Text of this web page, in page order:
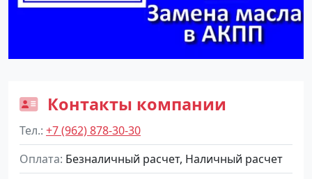
Контакты компании
Тел. +7 (962) 878-30-30
Оплата Безналичный расчет, Наличный расчет